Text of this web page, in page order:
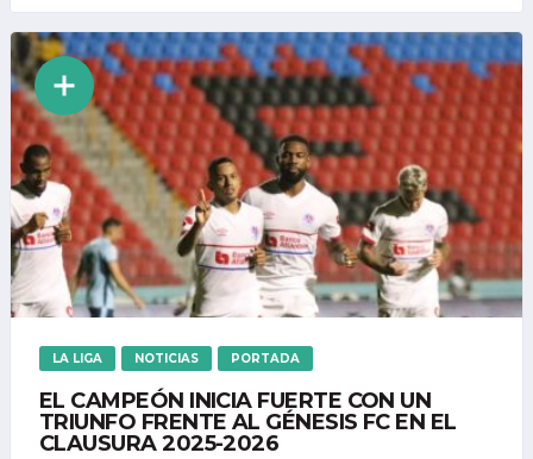
LA LIGA NOTICIAS PORTADA
EL CAMPEÓN INICIA FUERTE CON UN
TRIUNFO FRENTE AL GÉNESIS FC EN EL
CLAUSURA 2025-2026